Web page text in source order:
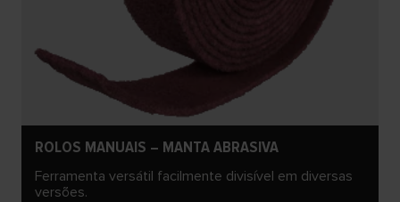
ROLOS MANUAIS – MANTA ABRASIVA
Ferramenta versátil facilmente divisível em diversas
versões.